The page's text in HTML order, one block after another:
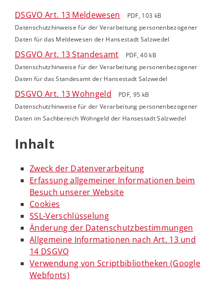
DSGVO Art. 13 Meldewesen
PDF, 103 kB
Datenschutzhinweise für der Verarbeitung personenbezogener
Daten für das Meldewesen der Hansestadt Salzwedel
DSGVO Art. 13 Standesamt
PDF, 40 kB
Datenschutzhinweise für der Verarbeitung personenbezogener
Daten für das Standesamt der Hansestadt Salzwedel
DSGVO Art. 13 Wohngeld
PDF, 95 kB
Datenschutzhinweise für der Verarbeitung personenbezogener
Daten im Sachbereich Wohngeld der Hansestadt Salzwedel
Inhalt
Zweck der Datenverarbeitung
Erfassung allgemeiner Informationen beim
Besuch unserer Website
Cookies
SSL-Verschlüsselung
Änderung der Datenschutzbestimmungen
Allgemeine Informationen nach Art. 13 und
14 DSGVO
Verwendung von Scriptbibliotheken (Google
Webfonts)